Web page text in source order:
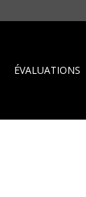
ÉVALUATIONS